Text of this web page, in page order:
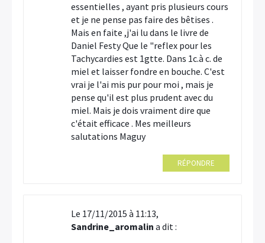
essentielles , ayant pris plusieurs cours
et je ne pense pas faire des bêtises .
Mais en faite ,j'ai lu dans le livre de
Daniel Festy Que le "reflex pour les
Tachycardies est 1gtte. Dans 1c.à c. de
miel et laisser fondre en bouche. C'est
vrai je l'ai mis pur pour moi , mais je
pense qu'il est plus prudent avec du
miel. Mais je dois vraiment dire que
c'était efficace . Mes meilleurs
salutations Maguy
RÉPONDRE
Le 17/11/2015 à 11:13,
Sandrine_aromalin a dit :